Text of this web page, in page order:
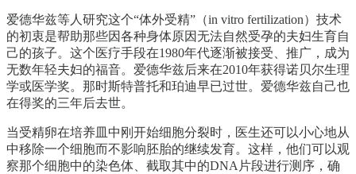
爱德华兹等人研究这个“体外受精”（in vitro fertilization）技术
的初衷是帮助那些因各种身体原因无法自然受孕的夫妇生育自
己的孩子。这个医疗手段在1980年代逐渐被接受、推广，成为
无数年轻夫妇的福音。爱德华兹后来在2010年获得诺贝尔生理
学或医学奖。那时斯特普托和珀迪早已过世。爱德华兹自己也
在得奖的三年后去世。
当受精卵在培养皿中刚开始细胞分裂时，医生还可以小心地从
中移除一个细胞而不影响胚胎的继续发育。这样，他们可以观
察那个细胞中的染色体、截取其中的DNA片段进行测序，确